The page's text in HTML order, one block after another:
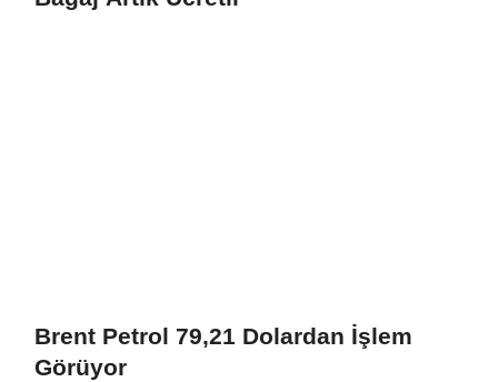
Brent Petrol 79,21 Dolardan İşlem
Görüyor